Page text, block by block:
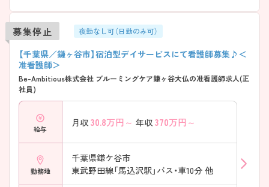
募集停止 夜勤なし可（日勤のみ可）
【千葉県／鎌ヶ谷市】宿泊型デイサービスにて看護師募集♪＜
准看護師＞
Be-Ambitious株式会社 ブルーミングケア鎌ヶ谷大仏の准看護師求人(正
社員)
給与
月収 30.8万円～ 年収 370万円～
勤務地
千葉県鎌ケ谷市
東武野田線「馬込沢駅」バス・車10分 他